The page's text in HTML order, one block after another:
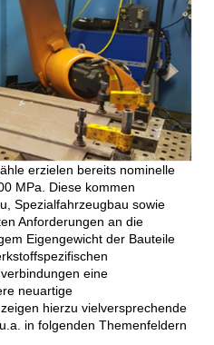
erzielen bereits nominelle
MPa. Diese kommen
Spezialfahrzeugbau sowie
Anforderungen an die
Eigengewicht der Bauteile
eine
neuartige
hierzu vielversprechende
in folgenden Themenfeldern